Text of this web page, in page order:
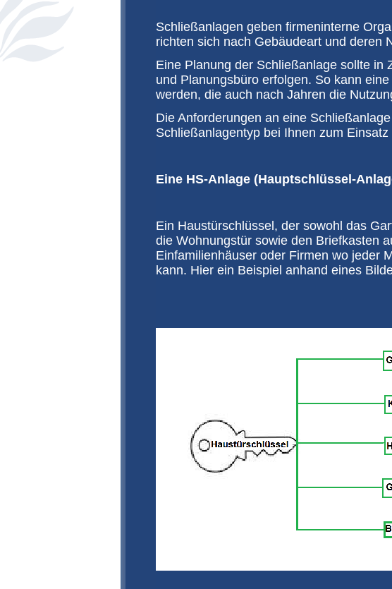
Schließanlagen geben firmeninterne
richten sich nach Gebäudeart und deren
Eine Planung der Schließanlage sollte in
und Planungsbüro erfolgen. So kann
werden, die auch nach Jahren die
Die Anforderungen an eine
Schließanlagentyp bei Ihnen zum Einsatz
Eine HS-Anlage (Hauptschlüssel-
Ein Haustürschlüssel, der sowohl das
die Wohnungstür sowie den Briefkasten
Einfamilienhäuser oder Firmen wo jeder
kann. Hier ein Beispiel anhand eines